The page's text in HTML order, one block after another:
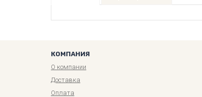
КОМПАНИЯ
О компании
Доставка
Оплата